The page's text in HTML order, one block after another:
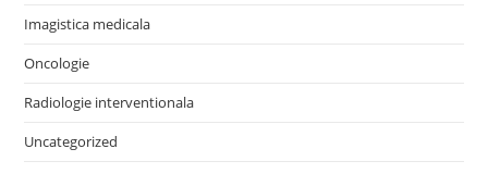
Imagistica medicala
Oncologie
Radiologie interventionala
Uncategorized